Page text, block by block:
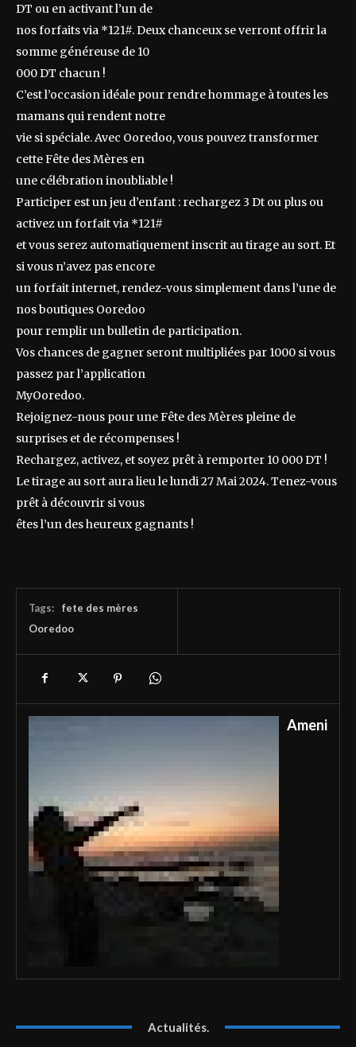
DT ou en activant l’un de
nos forfaits via *121#. Deux chanceux se verront offrir la
somme généreuse de 10
000 DT chacun !
C’est l’occasion idéale pour rendre hommage à toutes les
mamans qui rendent notre
vie si spéciale. Avec Ooredoo, vous pouvez transformer
cette Fête des Mères en
une célébration inoubliable !
Participer est un jeu d’enfant : rechargez 3 Dt ou plus ou
activez un forfait via *121#
et vous serez automatiquement inscrit au tirage au sort. Et
si vous n’avez pas encore
un forfait internet, rendez-vous simplement dans l’une de
nos boutiques Ooredoo
pour remplir un bulletin de participation.
Vos chances de gagner seront multipliées par 1000 si vous
passez par l’application
MyOoredoo.
Rejoignez-nous pour une Fête des Mères pleine de
surprises et de récompenses !
Rechargez, activez, et soyez prêt à remporter 10 000 DT !
Le tirage au sort aura lieu le lundi 27 Mai 2024. Tenez-vous
prêt à découvrir si vous
êtes l’un des heureux gagnants !
Tags:
fete des mères
Ooredoo
Ameni
Actualités.